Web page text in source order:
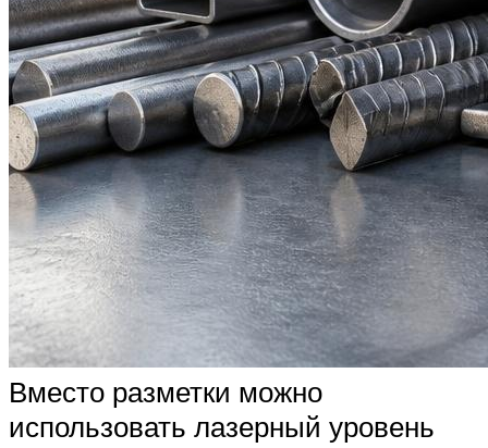
Вместо разметки можно
использовать лазерный уровень